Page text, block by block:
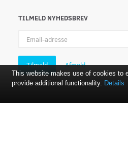
TILMELD NYHEDSBREV
adresse
Tilmeld Afmeld
This website makes use of cookies to
provide additional functionality. Details